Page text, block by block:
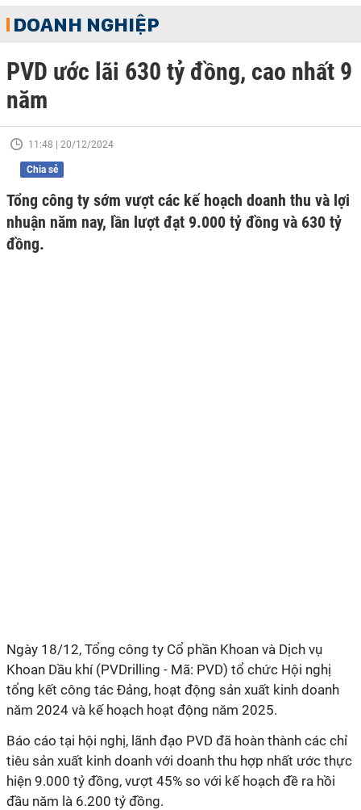
DOANH NGHIỆP
PVD ước lãi 630 tỷ đồng, cao nhất 9
năm
11:48 | 20/12/2024
Chia sẻ
Tổng công ty sớm vượt các kế hoạch doanh thu và lợi
nhuận năm nay, lần lượt đạt 9.000 tỷ đồng và 630 tỷ
đồng.
Ngày 18/12, Tổng công ty Cổ phần Khoan và Dịch vụ
Khoan Dầu khí (PVDrilling - Mã: PVD) tổ chức Hội nghị
tổng kết công tác Đảng, hoạt động sản xuất kinh doanh
năm 2024 và kế hoạch hoạt động năm 2025.
Báo cáo tại hội nghị, lãnh đạo PVD đã hoàn thành các chỉ
tiêu sản xuất kinh doanh với doanh thu hợp nhất ước thực
hiện 9.000 tỷ đồng, vượt 45% so với kế hoạch đề ra hồi
đầu năm là 6.200 tỷ đồng.